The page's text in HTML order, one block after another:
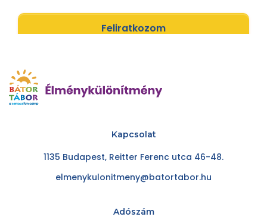
Feliratkozom
Kapcsolat
1135 Budapest, Reitter Ferenc utca 46-48.
elmenykulonitmeny@batortabor.hu
Adószám